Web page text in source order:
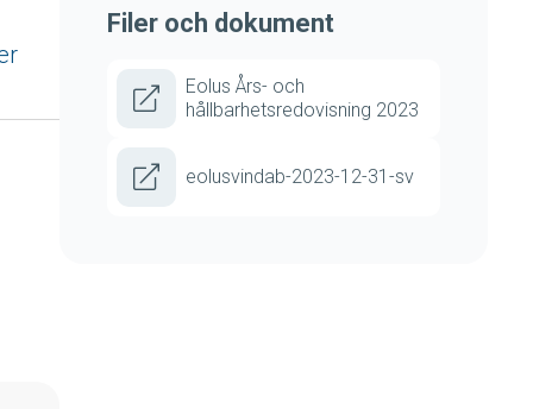
Filer och dokument
Eolus Års- och
hållbarhetsredovisning 2023
eolusvindab-2023-12-31-sv